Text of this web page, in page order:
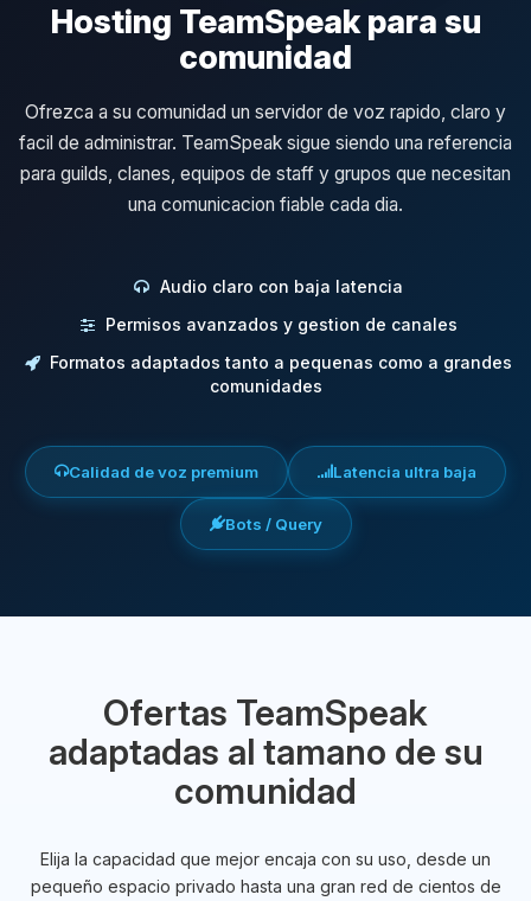
Hosting TeamSpeak para su
comunidad
Ofrezca a su comunidad un servidor de voz rapido, claro y
facil de administrar. TeamSpeak sigue siendo una referencia
para guilds, clanes, equipos de staff y grupos que necesitan
una comunicacion fiable cada dia.
Audio claro con baja latencia
Permisos avanzados y gestion de canales
Formatos adaptados tanto a pequenas como a grandes
comunidades
Calidad de voz premium Latencia ultra baja
Bots / Query
Ofertas TeamSpeak
adaptadas al tamano de su
comunidad
Elija la capacidad que mejor encaja con su uso, desde un
pequeño espacio privado hasta una gran red de cientos de